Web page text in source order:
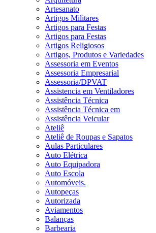
Artesanato
Artigos Militares
Artigos para Festas
Artigos para Festas
Artigos Religiosos
Artigos, Produtos e Variedades
Assessoria em Eventos
Assessoria Empresarial
Assessoria/DPVAT
Assistencia em Ventiladores
Assistência Técnica
Assistência Técnica em
Assistência Veicular
Ateliê
Ateliê de Roupas e Sapatos
Aulas Particulares
Auto Elétrica
Auto Equipadora
Auto Escola
Automóveis.
Autopeças
Autorizada
Aviamentos
Balanças
Barbearia